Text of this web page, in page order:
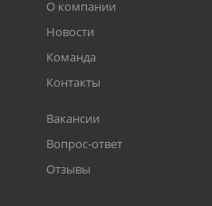
О компании
Новости
Команда
Контакты
Вакансии
Вопрос-ответ
Отзывы